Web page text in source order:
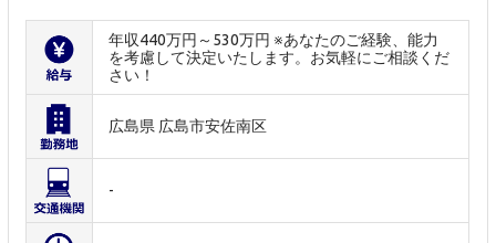
年収440万円～530万円 ※あなたのご経験、能力
を考慮して決定いたします。お気軽にご相談くだ
さい！
広島県 広島市安佐南区
-